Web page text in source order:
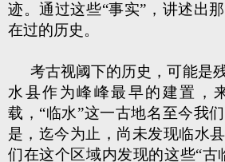
迹。通过这些“事实”，讲述出
在过的历史。
考古视阈下的历史，可能是
水县作为峰峰最早的建置，
载，“临水”这一古地名至今我
是，迄今为止，尚未发现临水
们在这个区域内发现的这些“古